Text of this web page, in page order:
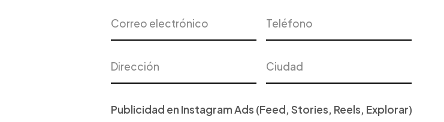
electrónico
o